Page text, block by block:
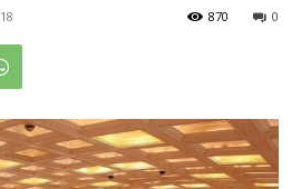
0
870